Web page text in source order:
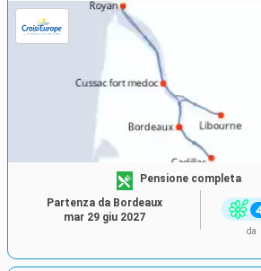
Pensione completa
da
Partenza da Bordeaux
mar 29 giu 2027